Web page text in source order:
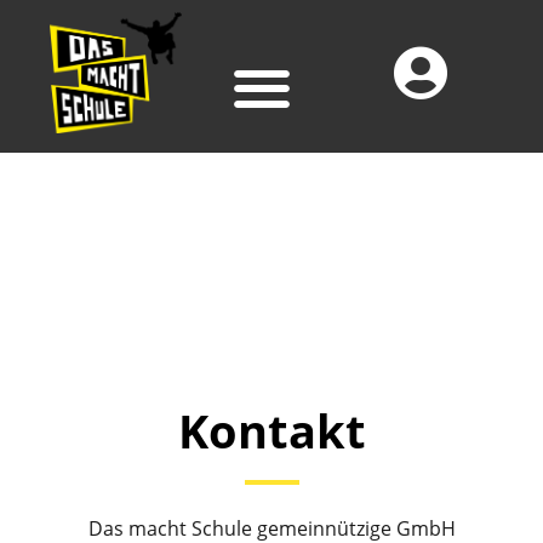
Kontakt
Das macht Schule gemeinnützige GmbH